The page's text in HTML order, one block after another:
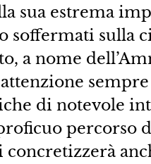
sua estrema
sulla
a nome
di notevole
percorso
concretizzerà